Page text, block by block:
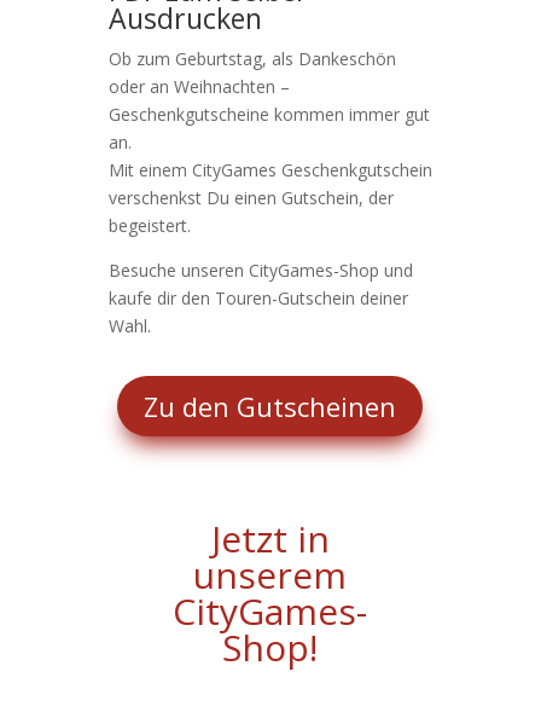
Ausdrucken
Ob zum Geburtstag, als Dankeschön
oder an Weihnachten –
Geschenkgutscheine kommen immer gut
an.
Mit einem CityGames Geschenkgutschein
verschenkst Du einen Gutschein, der
begeistert.
Besuche unseren CityGames-Shop und
kaufe dir den Touren-Gutschein deiner
Wahl.
Zu den Gutscheinen
Jetzt in
unserem
CityGames-
Shop!